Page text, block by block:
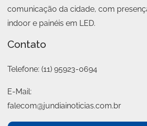
comunicação da cidade, com
indoor e painéis em LED.
Contato
Telefone: (11) 95923-0694
E-Mail:
falecom@jundiainoticias.com.br